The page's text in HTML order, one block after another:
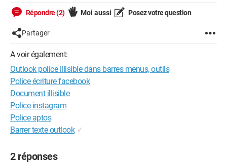
Répondre (2) Moi aussi Posez votre question
Partager
A voir également:
Outlook police illisible dans barres menus, outils
Police écriture facebook
Document illisible
Police instagram
Police aptos
Barrer texte outlook ✓
2 réponses